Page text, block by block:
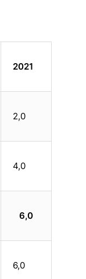
2021
2,0
4,0
6,0
6,0